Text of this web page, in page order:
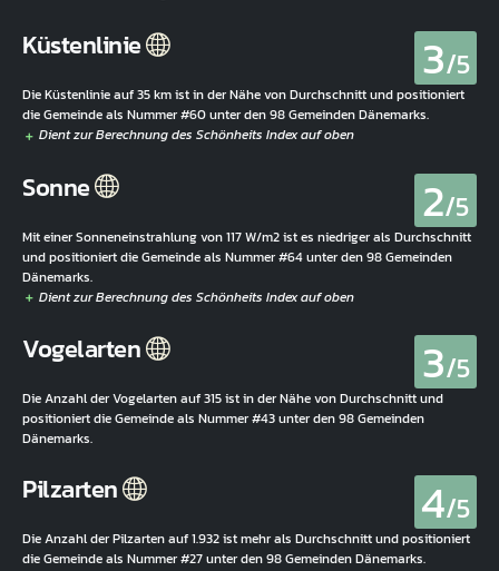
Küstenlinie 3/5
Die Küstenlinie auf 35 km ist in der Nähe von Durchschnitt und positioniert
die Gemeinde als Nummer #60 unter den 98 Gemeinden Dänemarks.
Sonne 2/5
Mit einer Sonneneinstrahlung von 117 W/m2 ist es niedriger als Durchschnitt
und positioniert die Gemeinde als Nummer #64 unter den 98 Gemeinden
Dänemarks.
Vogelarten 3/5
Die Anzahl der Vogelarten auf 315 ist in der Nähe von Durchschnitt und
positioniert die Gemeinde als Nummer #43 unter den 98 Gemeinden
Dänemarks.
Pilzarten 4/5
Die Anzahl der Pilzarten auf 1.932 ist mehr als Durchschnitt und positioniert
die Gemeinde als Nummer #27 unter den 98 Gemeinden Dänemarks.